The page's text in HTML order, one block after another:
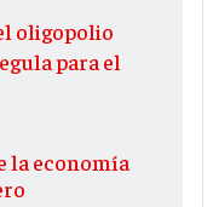
oligopolio
para el
la economía